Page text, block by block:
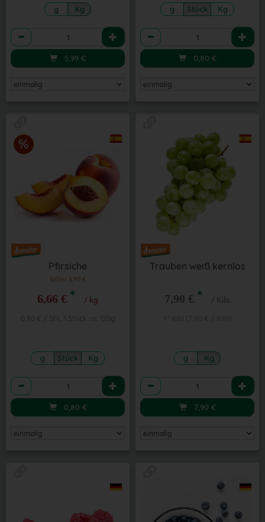
g Kg
Anzahl
5,99 €
g Stück Kg
Anzahl
0,80 €
Pfirsiche
bisher 8,90 €
6,66 € * / kg
g Stück Kg
Anzahl
0,80 €
Trauben weiß kernlos
7,90 € * / Kilo
g Kg
Anzahl
7,90 €